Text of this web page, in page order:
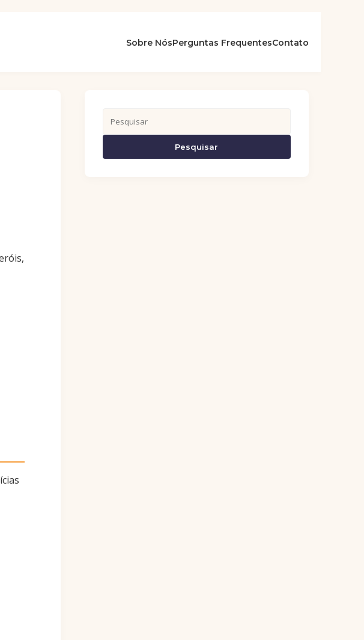
Sobre NósPerguntas FrequentesContato
Pesquisar
Pesquisar